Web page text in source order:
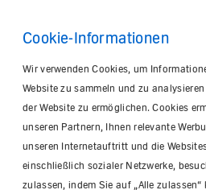
Cookie-Informationen
Wir verwenden Cookies, um
Website zu sammeln und zu
der Website zu ermöglichen. Cookies
unseren Partnern, Ihnen relevante
unseren Internetauftritt und die
einschließlich sozialer Netzwerke,
zulassen, indem Sie auf „Alle zulassen“